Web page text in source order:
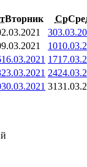
Вторник Ср
3
10
16.03.2021 17
23.03.2021 24
30.03.2021 31